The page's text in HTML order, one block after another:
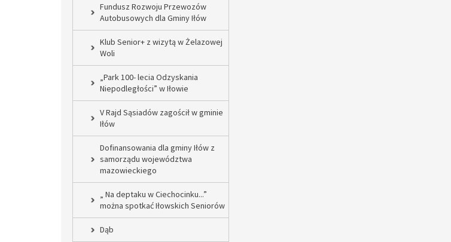
Fundusz Rozwoju Przewozów
Autobusowych dla Gminy Iłów
Klub Senior+ z wizytą w Żelazowej
Woli
„Park 100- lecia Odzyskania
Niepodległości” w Iłowie
V Rajd Sąsiadów zagościł w gminie
Iłów
Dofinansowania dla gminy Iłów z
samorządu województwa
mazowieckiego
„ Na deptaku w Ciechocinku...”
można spotkać Iłowskich Seniorów
Dąb